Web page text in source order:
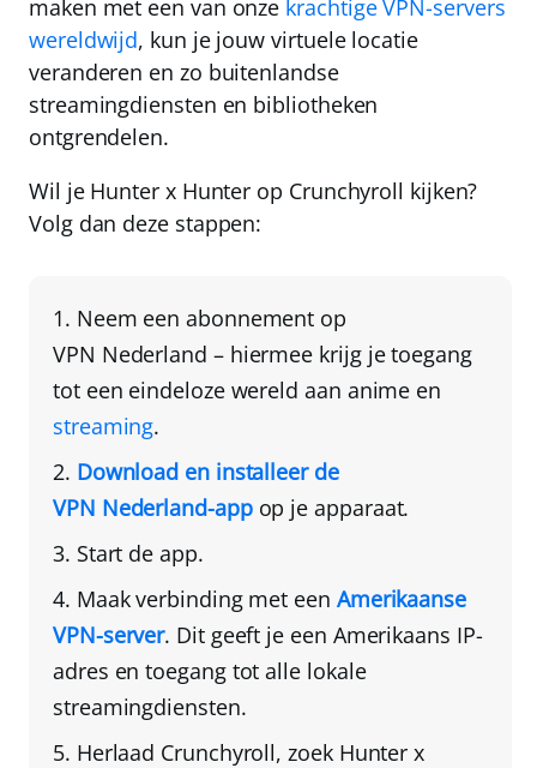
maken met een van onze krachtige VPN-servers
wereldwijd, kun je jouw virtuele locatie
veranderen en zo buitenlandse
streamingdiensten en bibliotheken
ontgrendelen.
Wil je Hunter x Hunter op Crunchyroll kijken?
Volg dan deze stappen:
Neem een abonnement op
VPN Nederland – hiermee krijg je toegang
tot een eindeloze wereld aan anime en
streaming.
Download en installeer de
VPN Nederland-appop je apparaat.
Start de app.
Maak verbinding met een Amerikaanse
VPN-server. Dit geeft je een Amerikaans IP-
adres en toegang tot alle lokale
streamingdiensten.
Herlaad Crunchyroll, zoek Hunter x